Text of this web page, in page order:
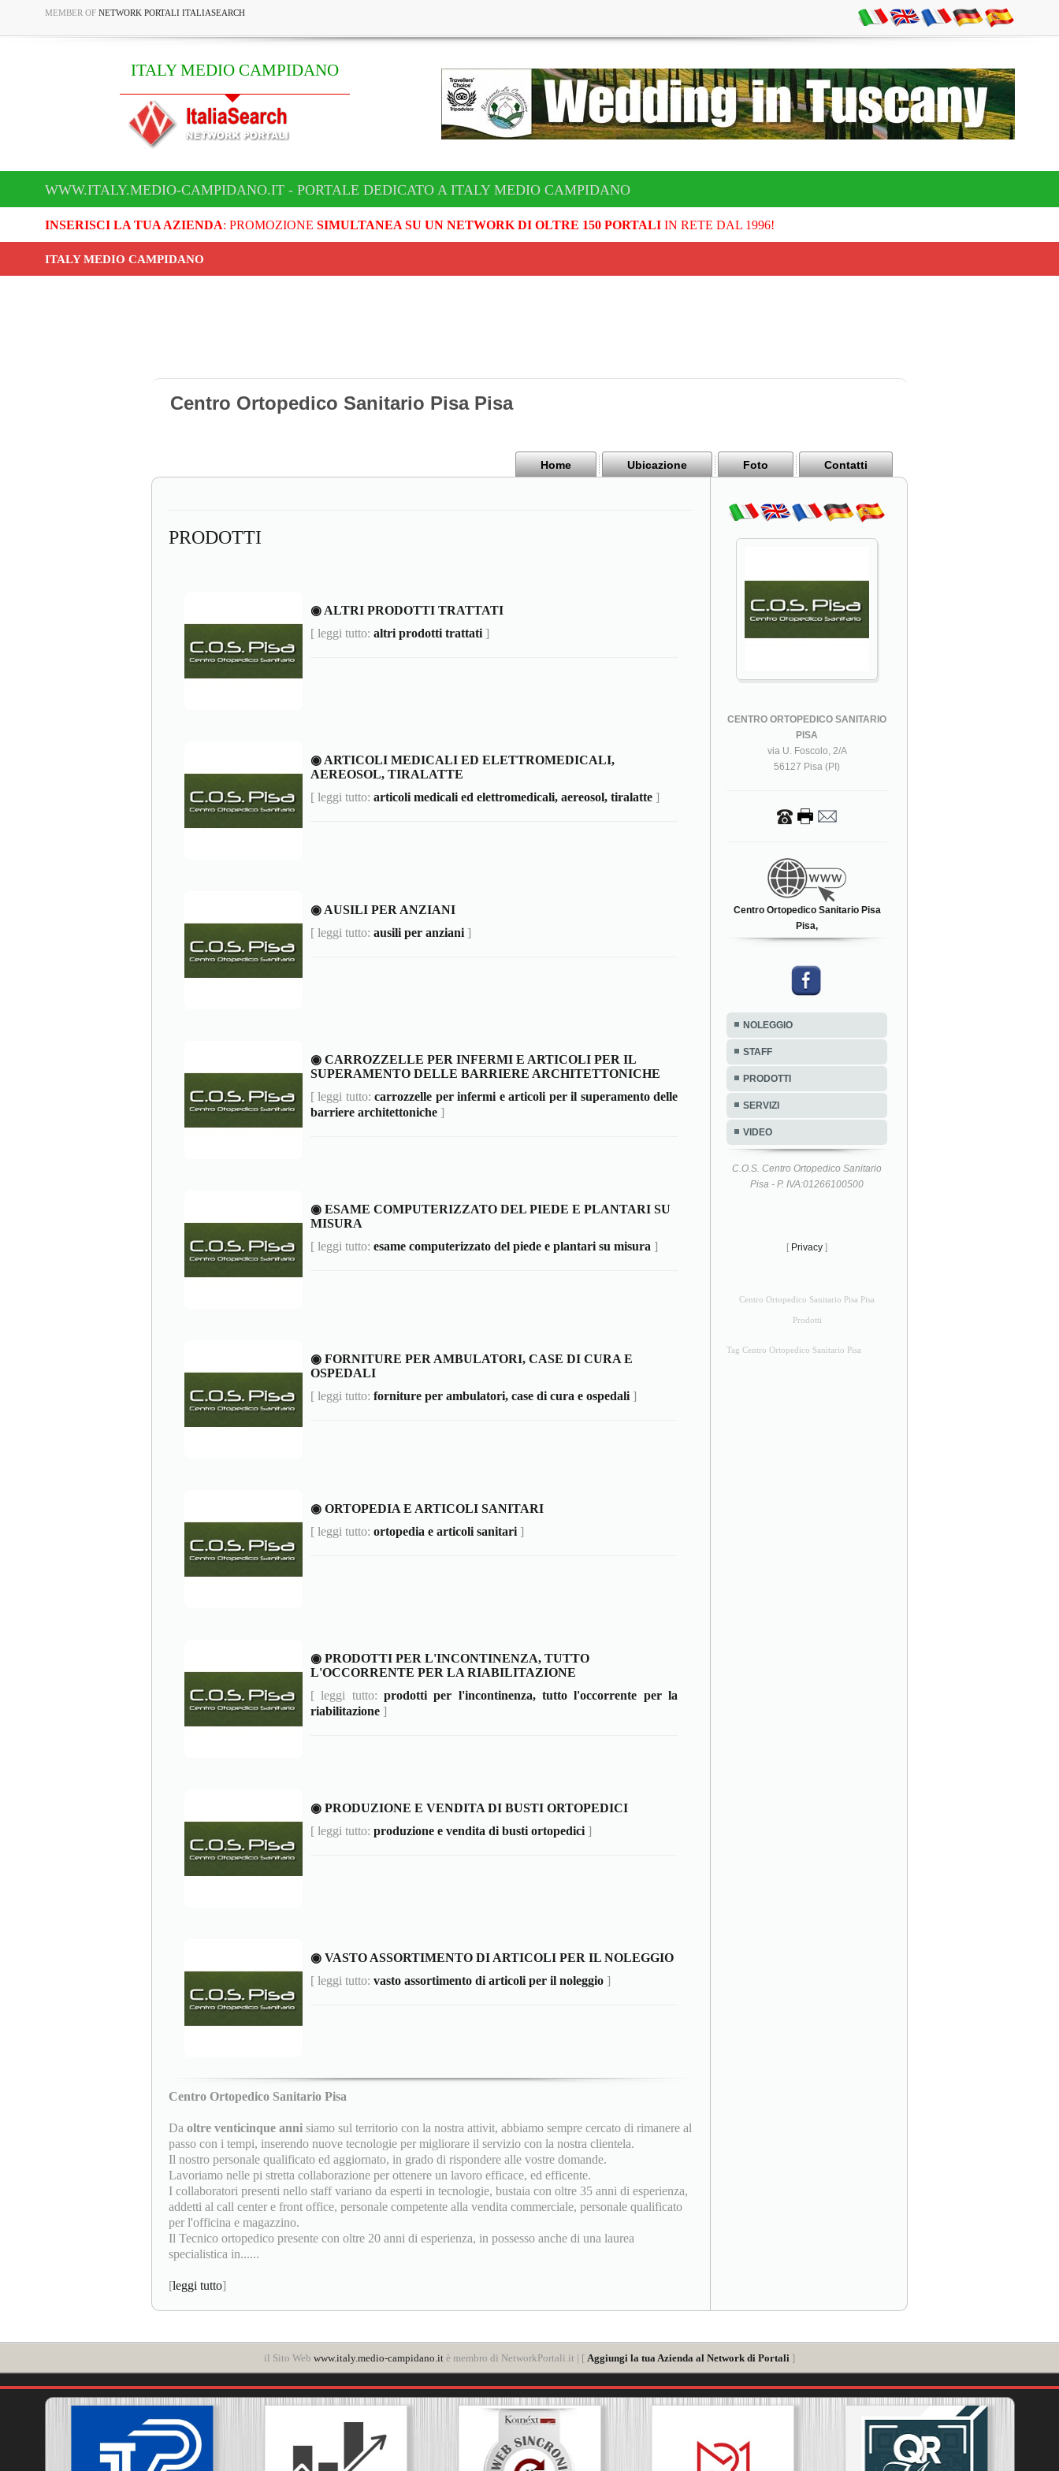
MEMBER OF NETWORK PORTALI ITALIASEARCH
ITALY MEDIO CAMPIDANO
WWW.ITALY.MEDIO-CAMPIDANO.IT - PORTALE DEDICATO A ITALY MEDIO CAMPIDANO
INSERISCI LA TUA AZIENDA: PROMOZIONE SIMULTANEA SU UN NETWORK DI OLTRE 150 PORTALIIN RETE DAL 1996!
ITALY MEDIO CAMPIDANO
Centro Ortopedico Sanitario Pisa Pisa
Home Ubicazione Foto Contatti
PRODOTTI
◉ ALTRI PRODOTTI TRATTATI
[ leggi tutto: altri prodotti trattati ]
◉ ARTICOLI MEDICALI ED ELETTROMEDICALI,
AEREOSOL, TIRALATTE
[ leggi tutto: articoli medicali ed elettromedicali, aereosol, tiralatte ]
◉ AUSILI PER ANZIANI
[ leggi tutto: ausili per anziani ]
◉ CARROZZELLE PER INFERMI E ARTICOLI PER IL
SUPERAMENTO DELLE BARRIERE ARCHITETTONICHE
[ leggi tutto:carrozzelle per infermi e articoli per il superamento delle
barriere architettoniche ]
◉ ESAME COMPUTERIZZATO DEL PIEDE E PLANTARI SU
MISURA
[ leggi tutto: esame computerizzato del piede e plantari su misura ]
◉ FORNITURE PER AMBULATORI, CASE DI CURA E
OSPEDALI
[ leggi tutto: forniture per ambulatori, case di cura e ospedali ]
◉ ORTOPEDIA E ARTICOLI SANITARI
[ leggi tutto: ortopedia e articoli sanitari ]
◉ PRODOTTI PER L'INCONTINENZA, TUTTO
L'OCCORRENTE PER LA RIABILITAZIONE
[ leggi tutto: prodotti per l'incontinenza, tutto l'occorrente per la
riabilitazione ]
◉ PRODUZIONE E VENDITA DI BUSTI ORTOPEDICI
[ leggi tutto: produzione e vendita di busti ortopedici ]
◉ VASTO ASSORTIMENTO DI ARTICOLI PER IL NOLEGGIO
[ leggi tutto: vasto assortimento di articoli per il noleggio ]
Centro Ortopedico Sanitario Pisa
Da oltre venticinque anni siamo sul territorio con la nostra attivit, abbiamo sempre cercato di rimanere al
passo con i tempi, inserendo nuove tecnologie per migliorare il servizio con la nostra clientela.
Il nostro personale qualificato ed aggiornato, in grado di rispondere alle vostre domande.
Lavoriamo nelle pi stretta collaborazione per ottenere un lavoro efficace, ed efficente.
I collaboratori presenti nello staff variano da esperti in tecnologie, bustaia con oltre 35 anni di esperienza,
addetti al call center e front office, personale competente alla vendita commerciale, personale qualificato
per l'officina e magazzino.
Il Tecnico ortopedico presente con oltre 20 anni di esperienza, in possesso anche di una laurea
specialistica in......
[leggi tutto]
CENTRO ORTOPEDICO SANITARIO
PISA
via U. Foscolo, 2/A
56127 Pisa (PI)
Centro Ortopedico Sanitario Pisa
Pisa,
NOLEGGIO
STAFF
PRODOTTI
SERVIZI
VIDEO
C.O.S. Centro Ortopedico Sanitario
Pisa - P. IVA:01266100500
[ Privacy ]
Centro Ortopedico Sanitario Pisa Pisa
Prodotti
Tag Centro Ortopedico Sanitario Pisa
il Sito Web www.italy.medio-campidano.it è membro di NetworkPortali.it | [ Aggiungi la tua Azienda al Network di Portali ]